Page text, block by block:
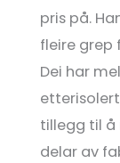
pris på.
fleire grep
Dei har
tillegg til å
delar av